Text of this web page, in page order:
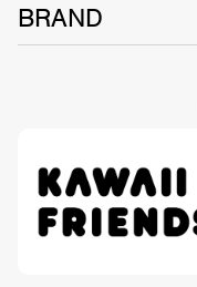
BRAND